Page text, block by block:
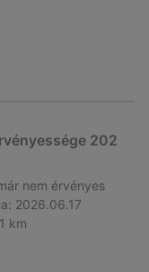
202
nem érvényes
2026.06.17
km